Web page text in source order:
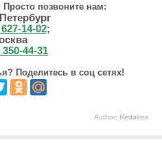
позвоните нам:
14-02;
350-44-31
Поделитесь в соц сетях!
Author: Redaktor